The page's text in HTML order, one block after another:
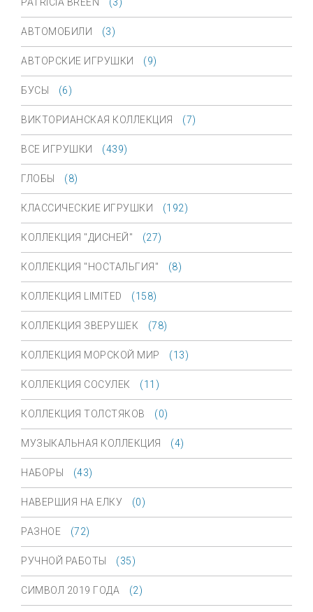
АВТОМОБИЛИ (3)
АВТОРСКИЕ ИГРУШКИ (9)
БУСЫ (6)
ВИКТОРИАНСКАЯ КОЛЛЕКЦИЯ (7)
ВСЕ ИГРУШКИ (439)
ГЛОБЫ (8)
КЛАССИЧЕСКИЕ ИГРУШКИ (192)
КОЛЛЕКЦИЯ "ДИСНЕЙ" (27)
КОЛЛЕКЦИЯ "НОСТАЛЬГИЯ" (8)
КОЛЛЕКЦИЯ LIMITED (158)
КОЛЛЕКЦИЯ ЗВЕРУШЕК (78)
КОЛЛЕКЦИЯ МОРСКОЙ МИР (13)
КОЛЛЕКЦИЯ СОСУЛЕК (11)
КОЛЛЕКЦИЯ ТОЛСТЯКОВ (0)
МУЗЫКАЛЬНАЯ КОЛЛЕКЦИЯ (4)
НАБОРЫ (43)
НАВЕРШИЯ НА ЕЛКУ (0)
РАЗНОЕ (72)
РУЧНОЙ РАБОТЫ (35)
СИМВОЛ 2019 ГОДА (2)